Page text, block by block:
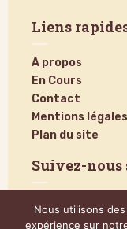
Liens
A propos
En Cours
Contact
Mentions légales
Plan du site
Suivez-nous
Nous utilisons
expérience sur